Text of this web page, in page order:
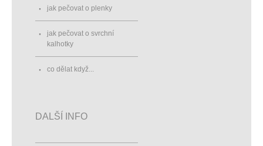
jak pečovat o plenky
jak pečovat o svrchní
kalhotky
co dělat když...
DALŠÍ INFO